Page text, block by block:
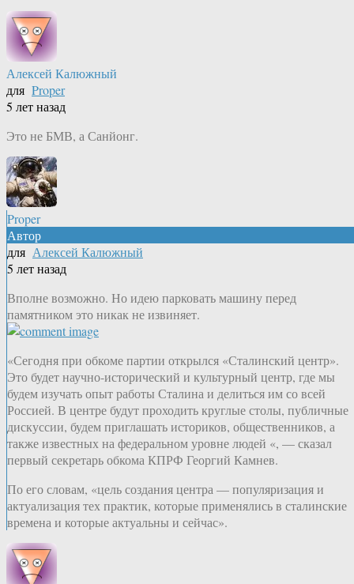
Алексей Калюжный
для Proper
5 лет назад
Это не БМВ, а Санйонг.
Proper
Автор
для Алексей Калюжный
5 лет назад
Вполне возможно. Но идею парковать машину перед
памятником это никак не извиняет.
«Сегодня при обкоме партии открылся «Сталинский центр».
Это будет научно-исторический и культурный центр, где мы
будем изучать опыт работы Сталина и делиться им со всей
Россией. В центре будут проходить круглые столы, публичные
дискуссии, будем приглашать историков, общественников, а
также известных на федеральном уровне людей «, — сказал
первый секретарь обкома КПРФ Георгий Камнев.
По его словам, «цель создания центра — популяризация и
актуализация тех практик, которые применялись в сталинские
времена и которые актуальны и сейчас».